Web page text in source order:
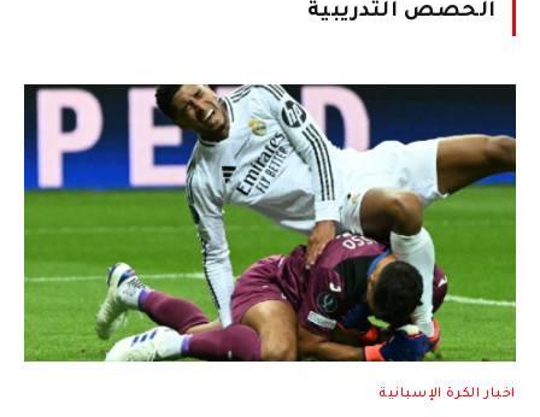
الحصص التدريبية
اخبار الكرة الإسبانية